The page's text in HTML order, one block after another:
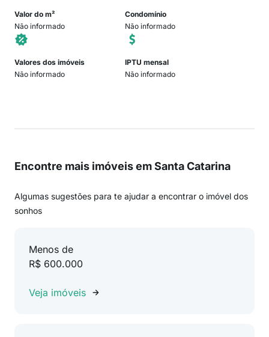
Valor do m²
Não informado
Condomínio
Não informado
Valores dos imóveis
Não informado
IPTU mensal
Não informado
Encontre mais imóveis em Santa Catarina
Algumas sugestões para te ajudar a encontrar o imóvel dos
sonhos
Menos de
R$ 600.000
Veja imóveis